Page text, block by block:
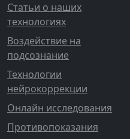
Статьи о наших
технологиях
Воздействие на
подсознание
Технологии
нейрокоррекции
Онлайн исследования
Противопоказания